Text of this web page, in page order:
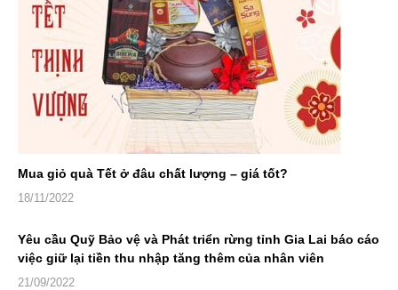
Mua giỏ quà Tết ở đâu chất lượng – giá tốt?
18/11/2022
Yêu cầu Quỹ Bảo vệ và Phát triển rừng tỉnh Gia Lai báo cáo
việc giữ lại tiền thu nhập tăng thêm của nhân viên
21/09/2022